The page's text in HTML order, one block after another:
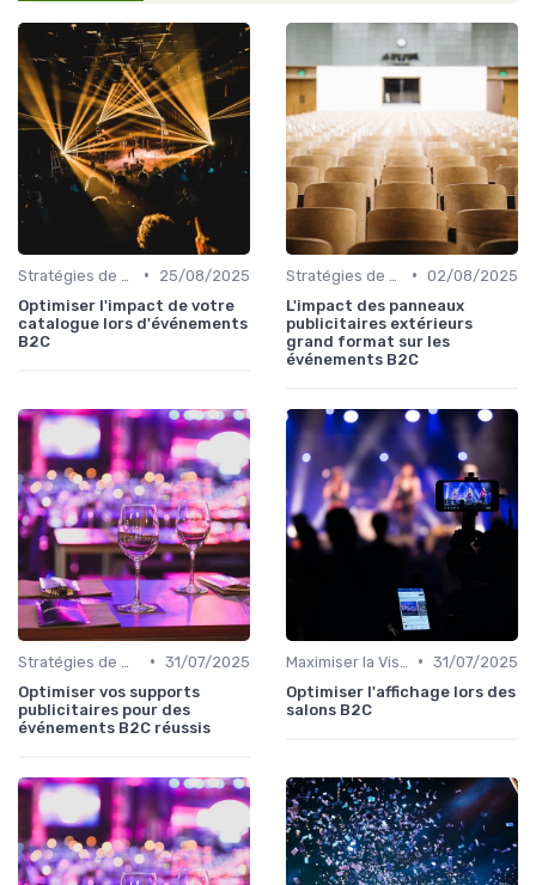
•
25/08/2025
Optimiser l'impact de votre
catalogue lors d'événements
B2C
• 02/08/2025
L'impact des panneaux
publicitaires extérieurs
grand format sur les
événements B2C
• 31/07/2025
Optimiser vos supports
publicitaires pour des
événements B2C réussis
• 31/07/2025
Optimiser l'affichage lors des
salons B2C